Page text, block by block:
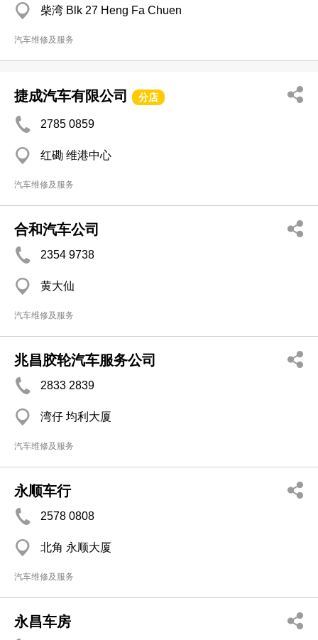
柴湾 Blk 27 Heng Fa Chuen
汽车维修及服务
捷成汽车有限公司 分店
2785 0859
红磡 维港中心
汽车维修及服务
合和汽车公司
2354 9738
黄大仙
汽车维修及服务
兆昌胶轮汽车服务公司
2833 2839
湾仔 均利大厦
汽车维修及服务
永顺车行
2578 0808
北角 永顺大厦
汽车维修及服务
永昌车房